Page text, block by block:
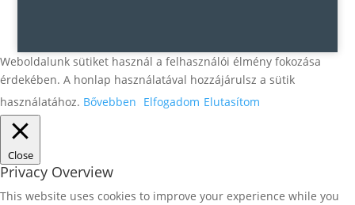
Weboldalunk sütiket használ a felhasználói élmény fokozása
érdekében. A honlap használatával hozzájárulsz a sütik
használatához. Bővebben Elfogadom Elutasítom
Close
Privacy Overview
This website uses cookies to improve your experience while you